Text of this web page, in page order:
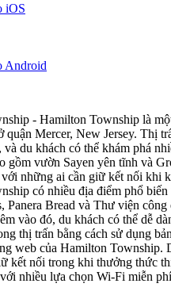
iOS
Android
- Hamilton Township là
quận Mercer, New Jersey. Thị
và du khách có thể khám phá
gồm vườn Sayen yên tĩnh và
những ai cần giữ kết nối khi
có nhiều địa điểm phổ
Panera Bread và Thư viện
vào đó, du khách có thể dễ
thị trấn bằng cách sử dụng
web của Hamilton Township.
kết nối trong khi thưởng thức
nhiều lựa chọn Wi-Fi miễn